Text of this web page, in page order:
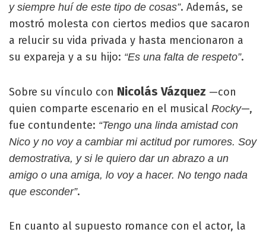
y siempre huí de este tipo de cosas”. Además, se
mostró molesta con ciertos medios que sacaron
a relucir su vida privada y hasta mencionaron a
su expareja y a su hijo: “Es una falta de respeto”.
Sobre su vínculo con Nicolás Vázquez —con
quien comparte escenario en el musical Rocky—,
fue contundente: “Tengo una linda amistad con
Nico y no voy a cambiar mi actitud por rumores. Soy
demostrativa, y si le quiero dar un abrazo a un
amigo o una amiga, lo voy a hacer. No tengo nada
que esconder”.
En cuanto al supuesto romance con el actor, la